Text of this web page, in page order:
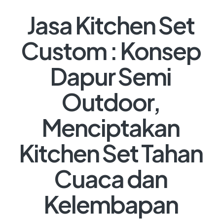
Jasa Kitchen Set
Custom : Konsep
Dapur Semi
Outdoor,
Menciptakan
Kitchen Set Tahan
Cuaca dan
Kelembapan